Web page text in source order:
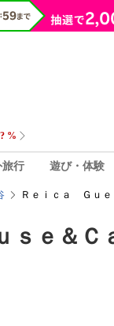
旅行 遊び・体験
Ｒｅｉｃａ Ｇｕ
ｅ＆Ｃ